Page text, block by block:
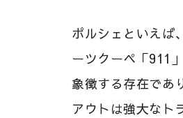
ポルシェといえば
ーツクーペ「911
象徴する存在であ
アウトは強大なト